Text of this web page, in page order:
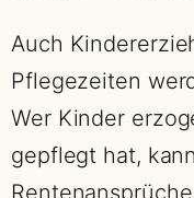
Auch
Pflegezeiten
Wer Kinder
gepflegt hat,